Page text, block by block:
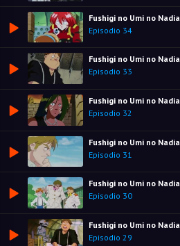
Fushigi no Umi no Nadia
Episodio 34
Fushigi no Umi no Nadia
Episodio 33
Fushigi no Umi no Nadia
Episodio 32
Fushigi no Umi no Nadia
Episodio 31
Fushigi no Umi no Nadia
Episodio 30
Fushigi no Umi no Nadia
Episodio 29